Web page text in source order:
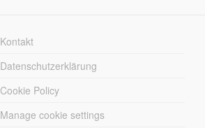
Kontakt
Datenschutzerklärung
Cookie Policy
Manage cookie settings